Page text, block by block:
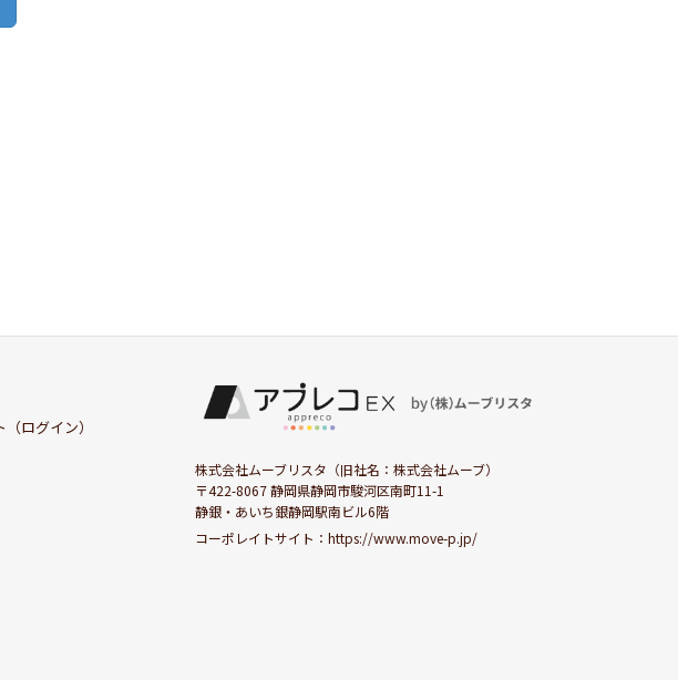
ログイン）
株式会社ムーブリスタ（旧社名：株式会社ムーブ）
〒422-8067 静岡県静岡市駿河区南町11-1
静銀・あいち銀静岡駅南ビル6階
コーポレイトサイト：https://www.move-p.jp/